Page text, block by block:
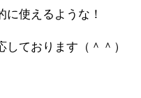
使えるような！
ております（＾＾）